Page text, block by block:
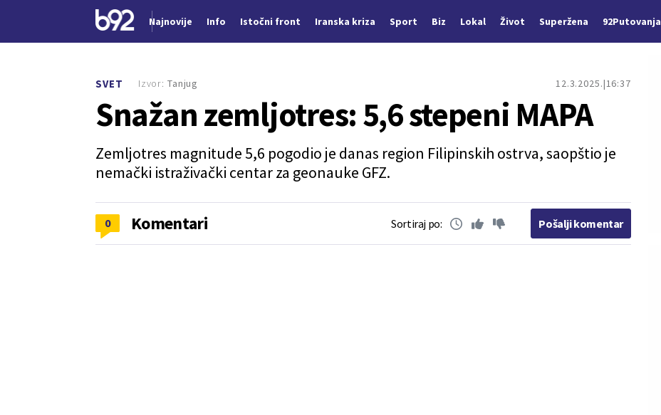
Najnovije Info Istočni front Iranska kriza Sport Biz Lokal Život Superžena 92Putovanja
SVET 12.3.2025. 16:37
Snažan zemljotres: 5,6 stepeni MAPA
Zemljotres magnitude 5,6 pogodio je danas region Filipinskih ostrva, saopštio je
nemački istraživački centar za geonauke GFZ.
Izvor: Tanjug
0 Komentari Sortiraj po: Pošalji komentar